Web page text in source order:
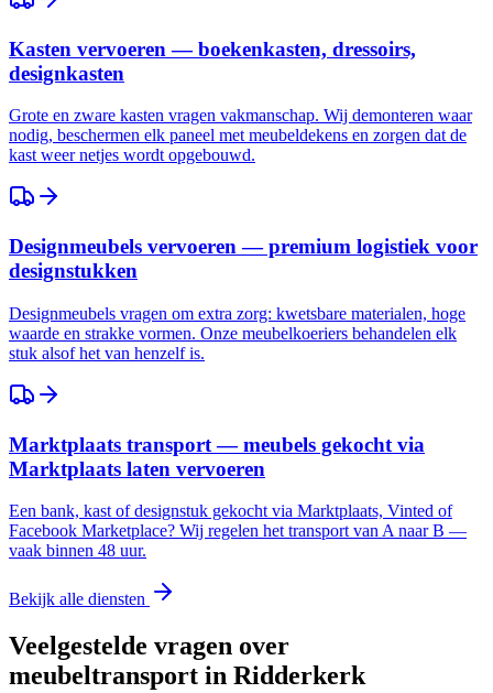
Kasten vervoeren — boekenkasten, dressoirs,
designkasten
Grote en zware kasten vragen vakmanschap. Wij demonteren waar
nodig, beschermen elk paneel met meubeldekens en zorgen dat de
kast weer netjes wordt opgebouwd.
Designmeubels vervoeren — premium logistiek voor
designstukken
Designmeubels vragen om extra zorg: kwetsbare materialen, hoge
waarde en strakke vormen. Onze meubelkoeriers behandelen elk
stuk alsof het van henzelf is.
Marktplaats transport — meubels gekocht via
Marktplaats laten vervoeren
Een bank, kast of designstuk gekocht via Marktplaats, Vinted of
Facebook Marketplace? Wij regelen het transport van A naar B —
vaak binnen 48 uur.
Bekijk alle diensten
Veelgestelde vragen over
meubeltransport in Ridderkerk